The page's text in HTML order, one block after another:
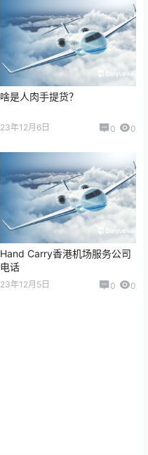
啥是人肉手提货？
23年12月6日 0 0
Hand Carry香港机场服务公司
电话
23年12月5日 0 0